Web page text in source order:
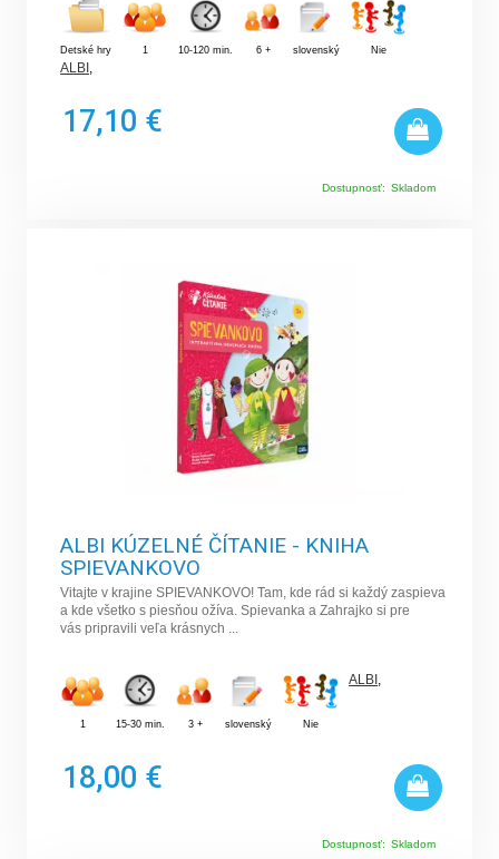
Detské hry 1 10-120 min. 6 + slovenský Nie
ALBI ,
17,10 €
Dostupnosť: Skladom
ALBI KÚZELNÉ ČÍTANIE - KNIHA
SPIEVANKOVO
Vitajte v krajine SPIEVANKOVO! Tam, kde rád si každý zaspieva
a kde všetko s piesňou ožíva. Spievanka a Zahrajko si pre
vás pripravili veľa krásnych ...
1 15-30 min. 3 + slovenský Nie
ALBI ,
18,00 €
Dostupnosť: Skladom